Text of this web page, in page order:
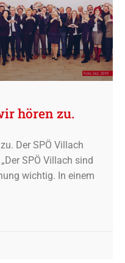
hören zu.
Der SPÖ Villach
SPÖ Villach sind
wichtig. In einem